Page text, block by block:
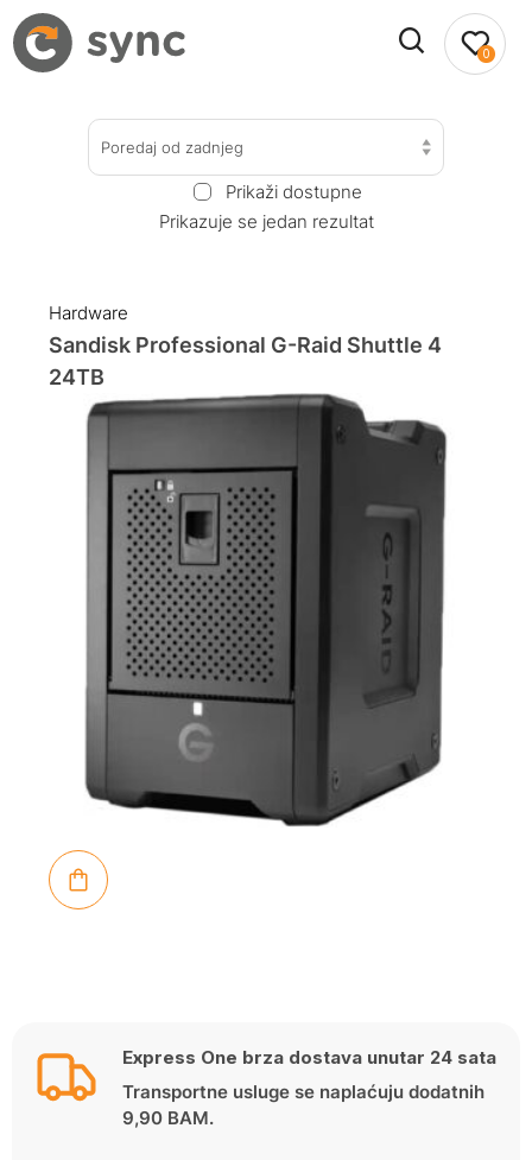
0
Poredaj od zadnjeg
Prikaži dostupne
Prikazuje se jedan rezultat
Hardware
Sandisk Professional G-Raid Shuttle 4
24TB
Express One brza dostava unutar 24 sata
Transportne usluge se naplaćuju dodatnih
9,90 BAM.